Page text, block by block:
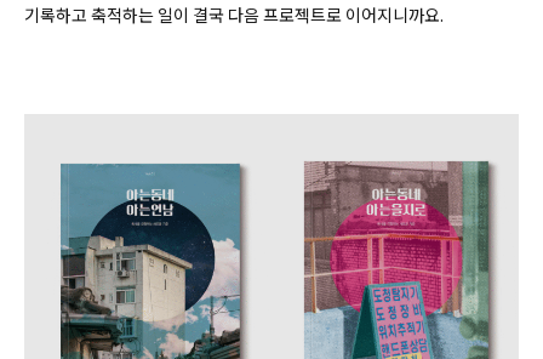
기록하고 축적하는 일이 결국 다음 프로젝트로 이어지니까요.